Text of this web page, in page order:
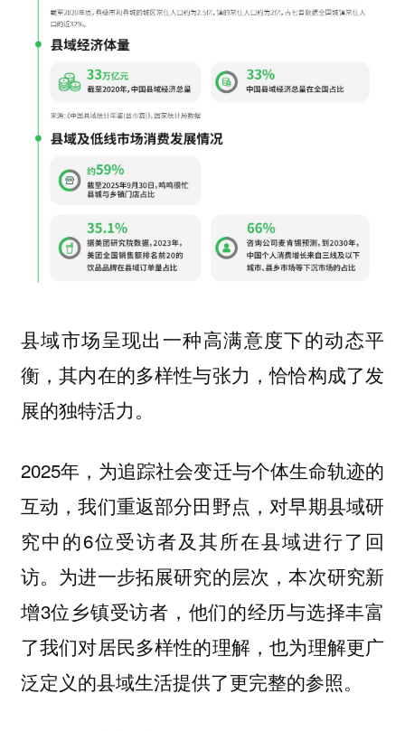
县域市场呈现出一种高满意度下的动态平
衡，其内在的多样性与张力，恰恰构成了发
展的独特活力。
2025年，为追踪社会变迁与个体生命轨迹的
互动，我们重返部分田野点，对早期县域研
究中的6位受访者及其所在县域进行了回
访。为进一步拓展研究的层次，本次研究新
增3位乡镇受访者，他们的经历与选择丰富
了我们对居民多样性的理解，也为理解更广
泛定义的县域生活提供了更完整的参照。